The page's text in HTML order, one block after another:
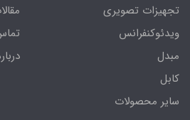
تجهیزات تصویری
ویدئوکنفرانس
مبدل
کابل
سایر محصولات